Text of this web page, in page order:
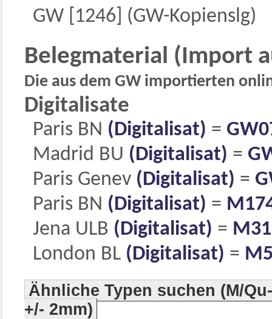
GW [1246] (GW-Kopienslg)
Belegmaterial (Import
Die aus dem GW importierten
Digitalisate
Paris BN (Digitalisat) =
Madrid BU (Digitalisat) =
Paris Genev (Digitalisat) =
Paris BN (Digitalisat) =
Jena ULB (Digitalisat) =
London BL (Digitalisat) =
Ähnliche Typen suchen (M/
+/- 2mm)